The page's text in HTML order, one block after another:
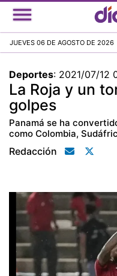
JUEVES 06 DE AGOSTO DE 2026
Deportes: 2021/07/12
La Roja y un
golpes
Panamá se ha
como Colombia,
Redacción